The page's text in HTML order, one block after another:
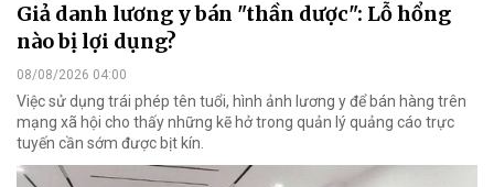
Giả danh lương y bán "thần dược": Lỗ hổng
nào bị lợi dụng?
08/08/2026 04:00
Việc sử dụng trái phép tên tuổi, hình ảnh lương y để bán hàng trên
mạng xã hội cho thấy những kẽ hở trong quản lý quảng cáo trực
tuyến cần sớm được bịt kín.